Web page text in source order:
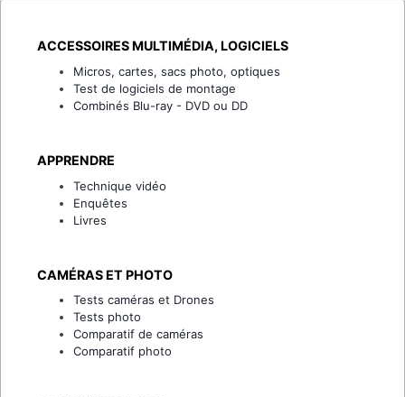
ACCESSOIRES MULTIMÉDIA, LOGICIELS
Micros, cartes, sacs photo, optiques
Test de logiciels de montage
Combinés Blu-ray - DVD ou DD
APPRENDRE
Technique vidéo
Enquêtes
Livres
CAMÉRAS ET PHOTO
Tests caméras et Drones
Tests photo
Comparatif de caméras
Comparatif photo